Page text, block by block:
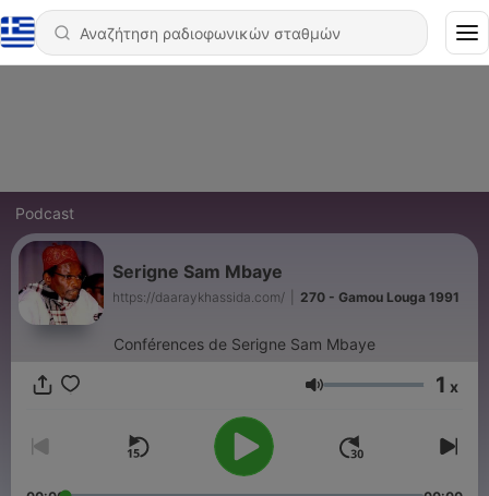
Podcast
Serigne Sam Mbaye
https://daaraykhassida.com/ 270 - Gamou Louga 1991
Conférences de Serigne Sam Mbaye
Ένταση 1 x